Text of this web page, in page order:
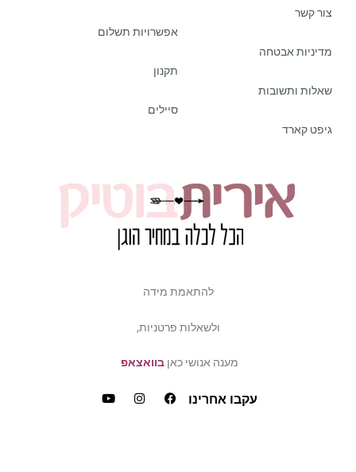
צור קשר
מדיניות אבטחה
שאלות ותשובות
גיפט קארד
אפשרויות תשלום
תקנון
סיילים
להתאמת מידה
ולשאלות פרטניות,
מענה אנושי כאןבוואצאפ
עקבו אחרינו